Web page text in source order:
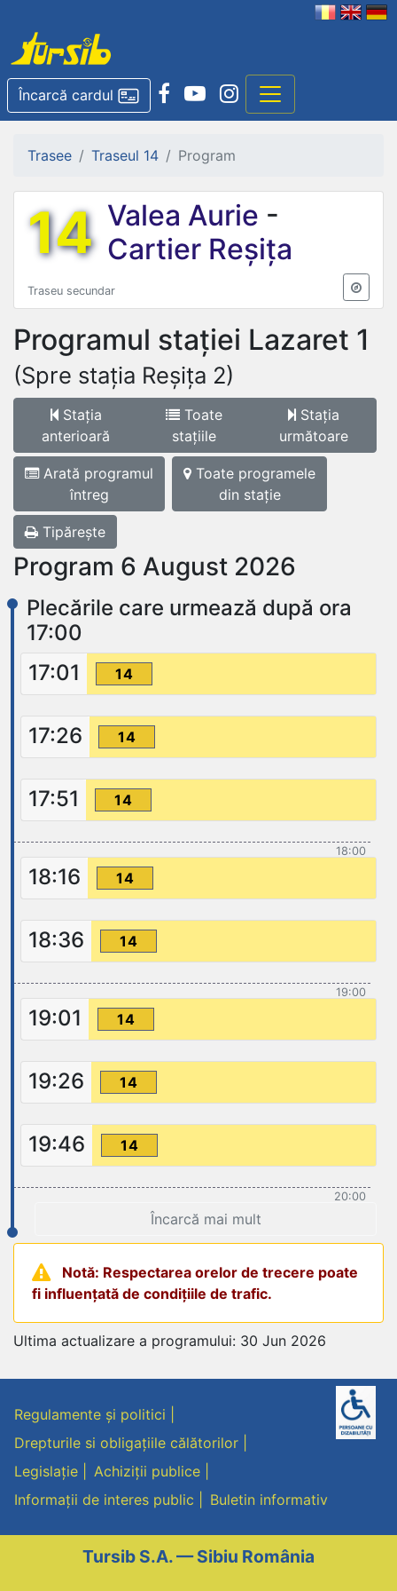
Încarcă cardul
Trasee Traseul 14 Program
14 Valea Aurie -
Cartier Reșița
Traseu secundar
Programul stației Lazaret 1
(Spre stația Reșița 2)
Stația
anterioară
Toate
stațiile
Stația
următoare
Arată programul
întreg
Toate programele
din stație
Tipărește
Program 6 August 2026
Plecările care urmează după ora
17:00
17:01
14
17:26 14
17:51 14
18:00
18:16 14
18:36 14
19:00
19:01 14
19:26 14
19:46 14
20:00
Încarcă mai mult
Notă: Respectarea orelor de trecere poate
fi influențată de condițiile de trafic.
Ultima actualizare a programului: 30 Jun 2026
Regulamente și politici
Drepturile si obligațiile călătorilor
Legislație
Achiziții publice
Informații de interes public
Buletin informativ
Tursib S.A. — Sibiu România